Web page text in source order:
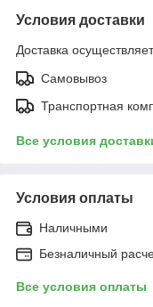
Условия доставки
Доставка
Самовывоз
Транспортная
Все условия
Условия оплаты
Наличными
Безналичный
Все условия оплаты